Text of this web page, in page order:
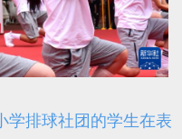
学排球社团的学生在表